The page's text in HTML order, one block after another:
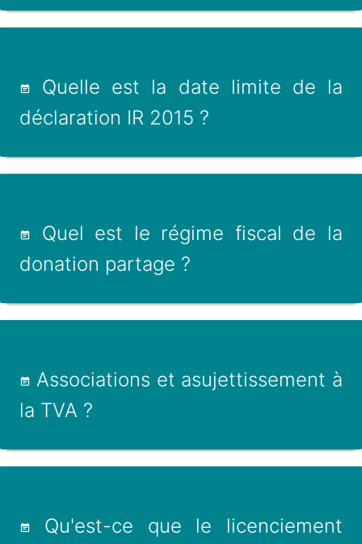
Quelle est la date limite de la
déclaration IR 2015 ?
Quel est le régime fiscal de la
donation partage ?
Associations et asujettissement à
la TVA ?
Qu'est-ce que le licenciement